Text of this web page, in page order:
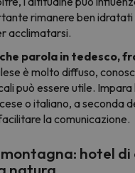
rimanere ben
acclimatarsi.
parola in tedesco,
è molto diffuso,
può essere utile. Impara
o italiano, a seconda
la comunicazione.
hotel di
natura